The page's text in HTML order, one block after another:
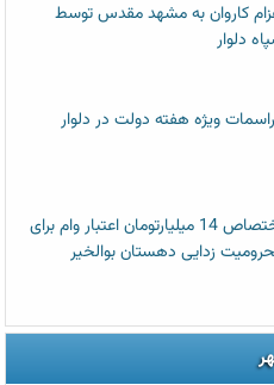
کاروان به مشهد مقدس توسط
دلوار
ویژه هفته دولت در دلوار
اختصاص 14 میلیارتومان اعتبار وام برای
زدایی دهستان بوالخیر